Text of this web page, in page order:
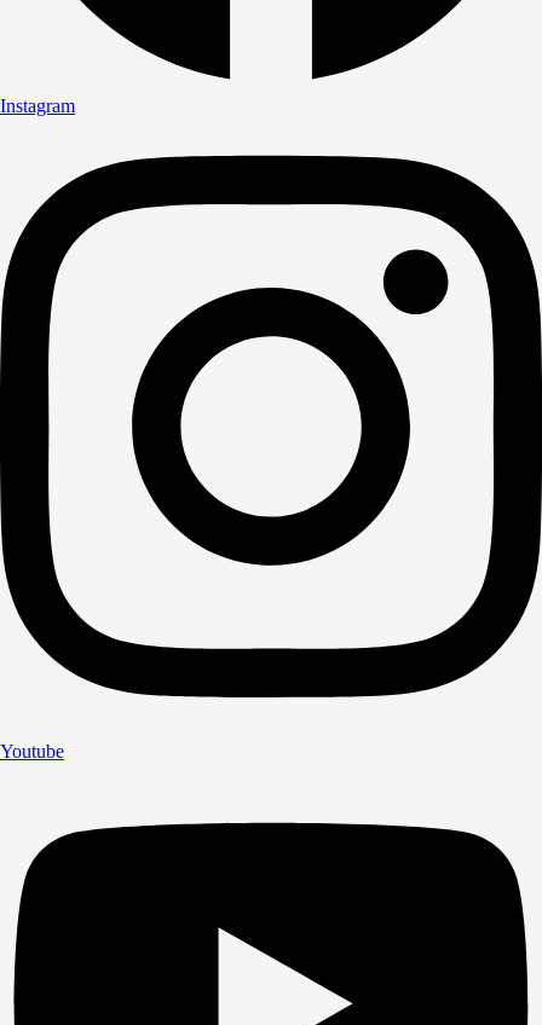
Instagram
Youtube